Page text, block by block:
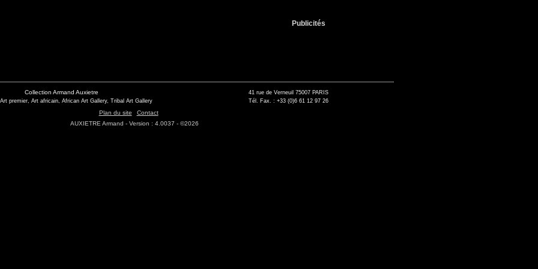
Publicités
Collection Armand Auxietre
premier, Art africain, African Art Gallery, Tribal Art Gallery
41 rue de Verneuil 75007 PARIS
Tél. Fax. : +33 (0)6 61 12 97 26
Plan du site
Contact
AUXIETRE Armand - Version : 4.0037 - ©2026